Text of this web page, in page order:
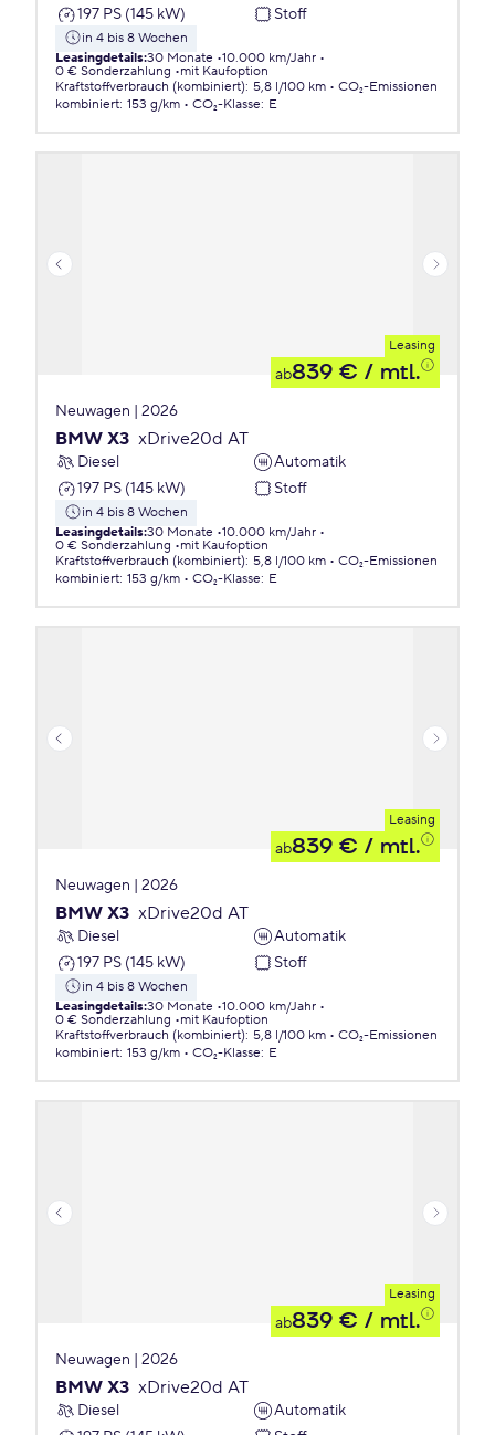
197 PS (145 kW)
Stoff
in 4 bis 8 Wochen
Leasingdetails:30 Monate 10.000 km/Jahr
0 € Sonderzahlung
mit Kaufoption
Kraftstoffverbrauch (kombiniert): 5,8 l/100 km
CO₂-Emissionen
kombiniert: 153 g/km CO₂-Klasse: E
Leasing
ab839 € / mtl.
Neuwagen | 2026
BMW X3 xDrive20d AT
Diesel
Automatik
197 PS (145 kW)
Stoff
in 4 bis 8 Wochen
Leasingdetails:30 Monate 10.000 km/Jahr
0 € Sonderzahlung
mit Kaufoption
Kraftstoffverbrauch (kombiniert): 5,8 l/100 km
CO₂-Emissionen
kombiniert: 153 g/km CO₂-Klasse: E
Leasing
ab839 € / mtl.
Neuwagen | 2026
BMW X3 xDrive20d AT
Diesel
Automatik
197 PS (145 kW)
Stoff
in 4 bis 8 Wochen
Leasingdetails:30 Monate 10.000 km/Jahr
0 € Sonderzahlung
mit Kaufoption
Kraftstoffverbrauch (kombiniert): 5,8 l/100 km
CO₂-Emissionen
kombiniert: 153 g/km CO₂-Klasse: E
Leasing
ab839 € / mtl.
Neuwagen | 2026
BMW X3 xDrive20d AT
Diesel
Automatik